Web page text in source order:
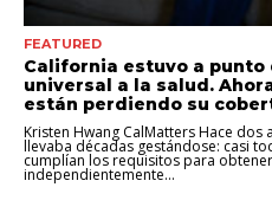
FEATURED
California estuvo a punto
universal a la salud.
están perdiendo su
Kristen Hwang CalMatters Hace
llevaba décadas gestándose: casi
cumplían los requisitos para
independientemente...